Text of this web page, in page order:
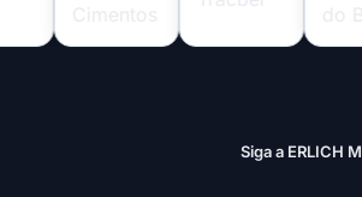
Siga a ERLICH